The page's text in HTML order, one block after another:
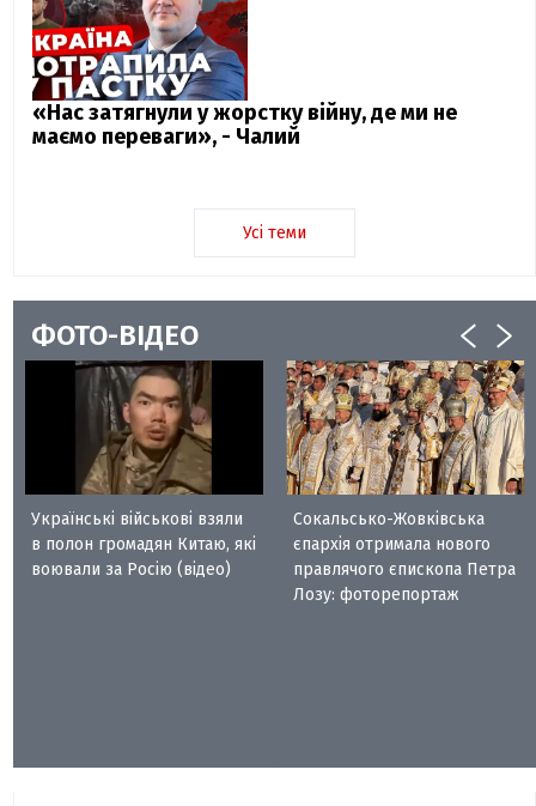
«Нас затягнули у жорстку війну, де ми не
маємо переваги», - Чалий
Усі теми
ФОТО-ВІДЕО
Українські військові взяли
в полон громадян Китаю, які
воювали за Росію (відео)
Сокальсько-Жовківська
єпархія отримала нового
правлячого єпископа Петра
Лозу: фоторепортаж